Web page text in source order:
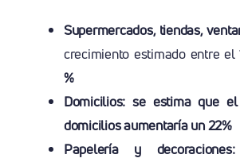
Supermercados, tiendas,
crecimiento estimado entre el
%
Domicilios: se estima que
domicilios aumentaría un 22%
Papelería y